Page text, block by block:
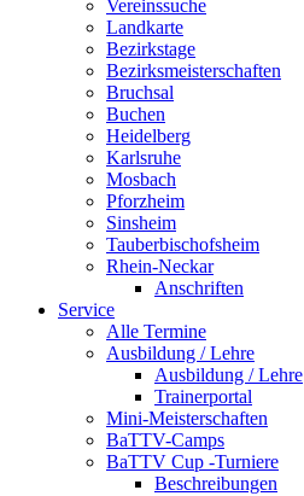
Vereinssuche
Landkarte
Bezirkstage
Bezirksmeisterschaften
Bruchsal
Buchen
Heidelberg
Karlsruhe
Mosbach
Pforzheim
Sinsheim
Tauberbischofsheim
Rhein-Neckar
Anschriften
Service
Alle Termine
Ausbildung / Lehre
Ausbildung / Lehre
Trainerportal
Mini-Meisterschaften
BaTTV-Camps
BaTTV Cup -Turniere
Beschreibungen